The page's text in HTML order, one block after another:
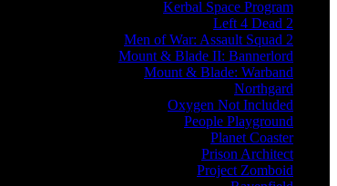
Kerbal Space Program
Left 4 Dead 2
Men of War: Assault Squad 2
Mount & Blade II: Bannerlord
Mount & Blade: Warband
Northgard
Oxygen Not Included
People Playground
Planet Coaster
Prison Architect
Project Zomboid